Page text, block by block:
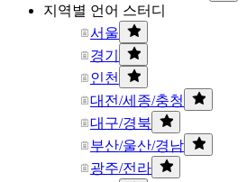
지역별 언어 스터디
서울
경기
인천
대전/세종/충청
대구/경북
부산/울산/경남
광주/전라